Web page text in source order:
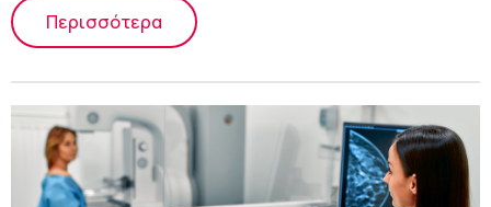
Περισσότερα